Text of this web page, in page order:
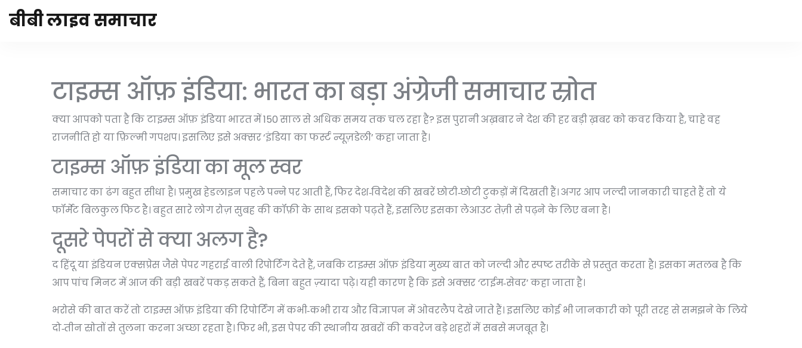
बीबी लाइव समाचार
टाइम्स ऑफ़ इंडिया: भारत का बड़ा अंग्रेजी समाचार स्रोत
क्या आपको पता है कि टाइम्स ऑफ़ इंडिया भारत में 150 साल से अधिक समय तक चल रहा है? इस पुरानी अख़बार ने देश की हर बड़ी ख़बर को कवर किया है, चाहे वह
राजनीति हो या फ़िल्मी गपशप। इसलिए इसे अक्सर ‘इंडिया का फर्स्ट न्यूज़डेली’ कहा जाता है।
टाइम्स ऑफ़ इंडिया का मूल स्वर
समाचार का ढंग बहुत सीधा है। प्रमुख हेडलाइन पहले पन्ने पर आती हैं, फिर देश‑विदेश की खबरें छोटी‑छोटी टुकड़ों में दिखती हैं। अगर आप जल्दी जानकारी चाहते हैं तो ये
फॉर्मेट बिलकुल फिट है। बहुत सारे लोग रोज़ सुबह की कॉफ़ी के साथ इसको पढ़ते हैं, इसलिए इसका लेआउट तेज़ी से पढ़ने के लिए बना है।
दूसरे पेपरों से क्या अलग है?
द हिंदू या इंडियन एक्सप्रेस जैसे पेपर गहराई वाली रिपोर्टिंग देते हैं, जबकि टाइम्स ऑफ़ इंडिया मुख्य बात को जल्दी और स्पष्ट तरीके से प्रस्तुत करता है। इसका मतलब है कि
आप पांच मिनट में आज की बड़ी खबरें पकड़ सकते हैं, बिना बहुत ज़्यादा पढ़े। यही कारण है कि इसे अक्सर ‘टाईम‑सेवर’ कहा जाता है।
भरोसे की बात करें तो टाइम्स ऑफ़ इंडिया की रिपोर्टिंग में कभी‑कभी राय और विज्ञापन में ओवरलैप देखे जाते हैं। इसलिए कोई भी जानकारी को पूरी तरह से समझने के लिये
दो‑तीन स्रोतों से तुलना करना अच्छा रहता है। फिर भी, इस पेपर की स्थानीय खबरों की कवरेज बड़े शहरों में सबसे मजबूत है।